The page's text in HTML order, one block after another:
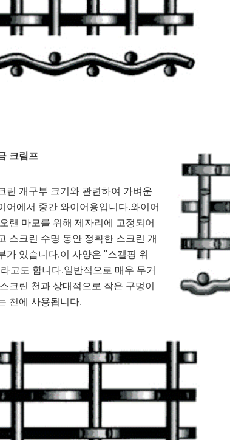
크림프
린 개구부 크기와 관련하여 가벼운
어에서 중간 와이어용입니다.와이어
랜 마모를 위해 제자리에 고정되어
스크린 수명 동안 정확한 스크린 개
가 있습니다.이 사양은 "스캘핑 위
고도 합니다.일반적으로 매우 무거
크린 천과 상대적으로 작은 구멍이
천에 사용됩니다.